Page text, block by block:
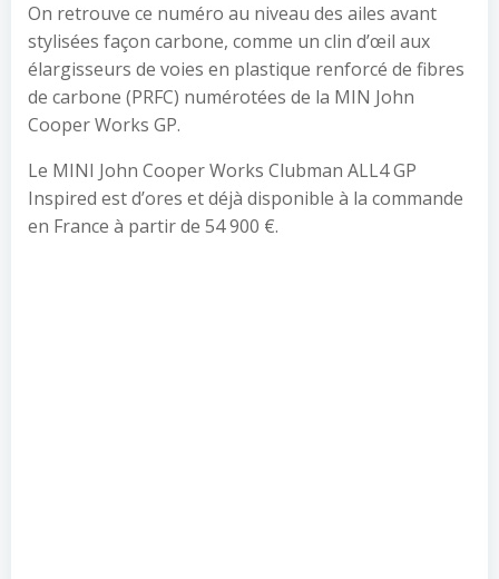
On retrouve ce numéro au niveau des ailes avant
stylisées façon carbone, comme un clin d’œil aux
élargisseurs de voies en plastique renforcé de fibres
de carbone (PRFC) numérotées de la MIN John
Cooper Works GP.
Le MINI John Cooper Works Clubman ALL4 GP
Inspired est d’ores et déjà disponible à la commande
en France à partir de 54 900 €.